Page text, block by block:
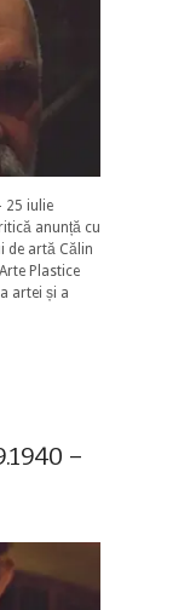
25 iulie
anunță cu
de artă Călin
Plastice
artei și a
–